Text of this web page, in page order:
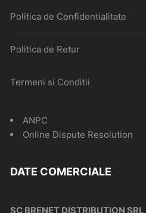
Politica de Confidentialitate
Politica de Retur
Termeni si Conditii
ANPC
Online Dispute Resolution
DATE COMERCIALE
SC BRENET DISTRIBUTION SRL